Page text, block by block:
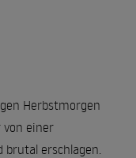
Herbstmorgen
von einer
erschlagen.